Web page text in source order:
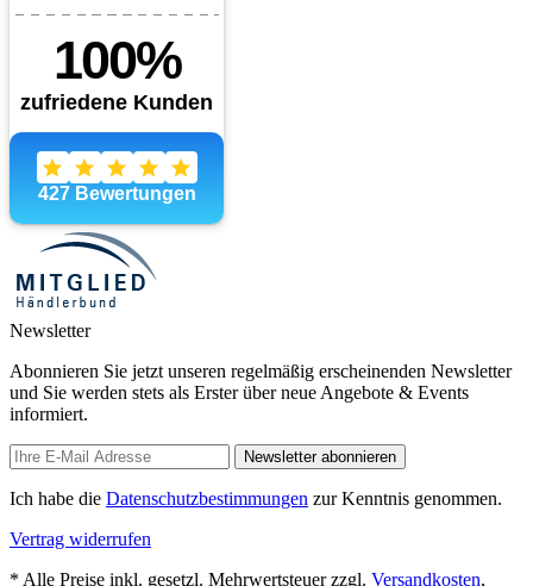
Newsletter
Abonnieren Sie jetzt unseren regelmäßig erscheinenden Newsletter
und Sie werden stets als Erster über neue Angebote & Events
informiert.
Newsletter abonnieren
Ich habe die Datenschutzbestimmungen zur Kenntnis genommen.
Vertrag widerrufen
* Alle Preise inkl. gesetzl. Mehrwertsteuer zzgl. Versandkosten,